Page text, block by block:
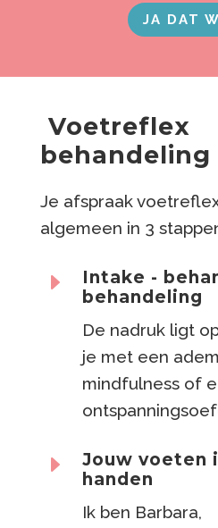
JA DAT
Voetreflex
behandeling
Je afspraak
algemeen in 3
E
Intake -
behandeling
De nadruk ligt
je met een
mindfulness of
E
Jouw voeten
handen
Ik ben Barbara,